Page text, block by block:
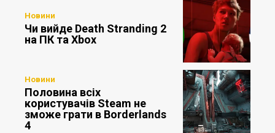
Новини
Чи вийде Death Stranding 2
на ПК та Xbox
Новини
Половина всіх
користувачів Steam не
зможе грати в Borderlands
4